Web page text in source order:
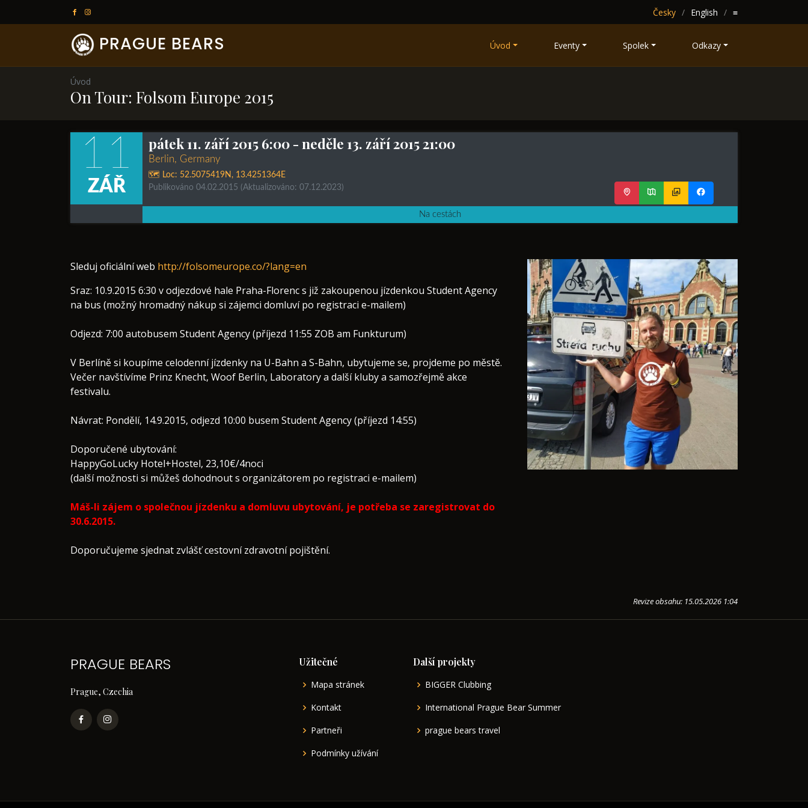
Česky English ≡
PRAGUE BEARS Úvod Eventy Spolek Odkazy
Úvod
On Tour: Folsom Europe 2015
11
ZÁŘ
Na cestách
pátek 11. září 2015 6:00- neděle 13. září 2015 21:00
Berlin, Germany
🗺️ Loc: 52.5075419N , 13.4251364E
Publikováno 04.02.2015 (Aktualizováno: 07.12.2023)
Sleduj oficiální web http://folsomeurope.co/?lang=en
Sraz: 10.9.2015 6:30 v odjezdové hale Praha-Florenc s již zakoupenou jízdenkou Student Agency
na bus (možný hromadný nákup si zájemci domluví po registraci e-mailem)
Odjezd: 7:00 autobusem Student Agency (příjezd 11:55 ZOB am Funkturum)
V Berlíně si koupíme celodenní jízdenky na U-Bahn a S-Bahn, ubytujeme se, projdeme po městě.
Večer navštívíme Prinz Knecht, Woof Berlin, Laboratory a další kluby a samozřejmě akce
festivalu.
Návrat: Pondělí, 14.9.2015, odjezd 10:00 busem Student Agency (příjezd 14:55)
Doporučené ubytování:
HappyGoLucky Hotel+Hostel, 23,10€/4noci
(další možnosti si můžeš dohodnout s organizátorem po registraci e-mailem)
Máš-li zájem o společnou jízdenku a domluvu ubytování, je potřeba se zaregistrovat do
30.6.2015.
Doporučujeme sjednat zvlášť cestovní zdravotní pojištění.
Revize obsahu: 15.05.2026 1:04
PRAGUE BEARS
Prague, Czechia
Užitečné
Mapa stránek
Kontakt
Partneři
Podmínky užívání
Další projekty
BIGGER Clubbing
International Prague Bear Summer
prague bears travel